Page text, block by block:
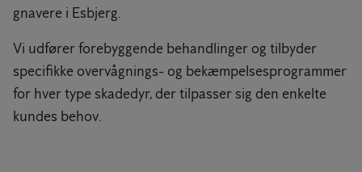
gnavere i Esbjerg.
Vi udfører forebyggende behandlinger og tilbyder
specifikke overvågnings- og bekæmpelsesprogrammer
for hver type skadedyr, der tilpasser sig den enkelte
kundes behov.